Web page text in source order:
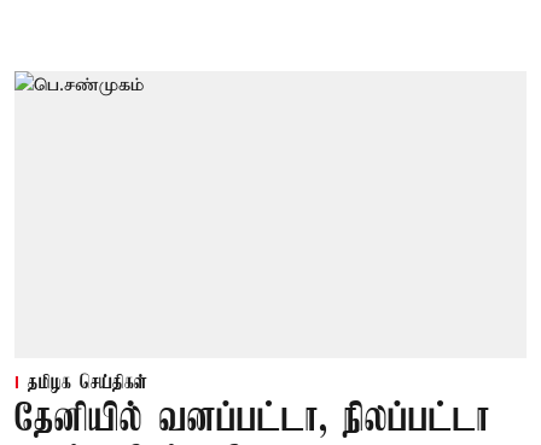
தமிழக செய்திகள்
தேனியில் வனப்பட்டா, நிலப்பட்டா